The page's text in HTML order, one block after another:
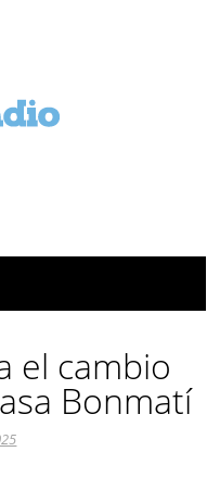
el cambio
Bonmatí